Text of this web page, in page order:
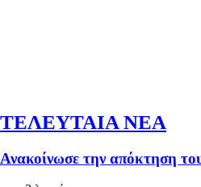
ΤΕΛΕΥΤΑΙΑ ΝΕΑ
Ανακοίνωσε την απόκτηση